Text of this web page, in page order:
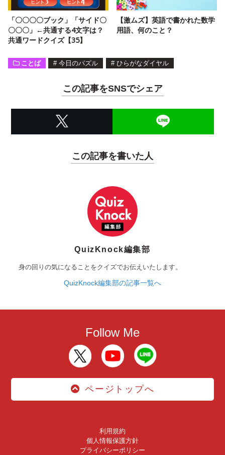
「〇〇〇〇ブック」「サイド〇
〇〇〇」←共通する4文字は？
共通ワードクイズ【35】
【激ムズ】英語で書かれた数学
用語、何のこと？
ことば # 今日のパズル # ひらがなダイヤル
この記事をSNSでシェア
この記事を書いた人
QuizKnock編集部
身の回りの気になることをクイズでお伝えいたします。
QuizKnock編集部の記事一覧へ
Follow Me
ページトップへ
利用規約
個人情報保護方針
プライバシーポリシー